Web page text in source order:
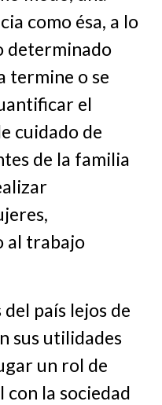
como ésa, a lo
determinado
termine o se
el
cuidado de
de la familia
al trabajo
país lejos de
sus utilidades
un rol de
con la sociedad